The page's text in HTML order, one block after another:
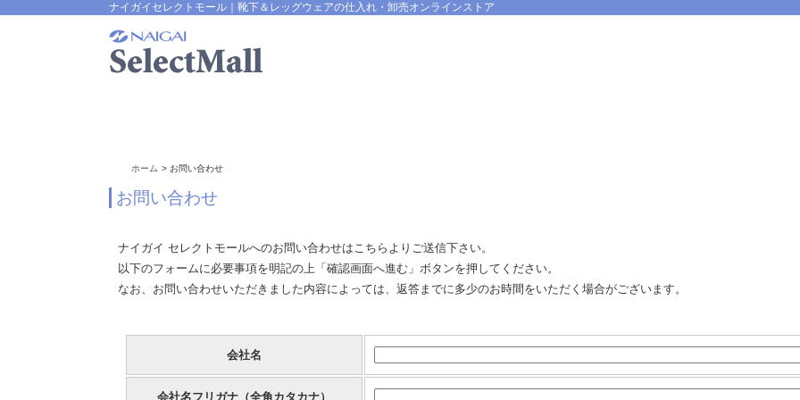
ナイガイセレクトモール｜靴下＆レッグウェアの仕入れ・卸売オンラインストア
ホーム お問い合わせ
お問い合わせ
ナイガイ セレクトモールへのお問い合わせはこちらよりご送信下さい。
以下のフォームに必要事項を明記の上「確認画面へ進む」ボタンを押してください。
なお、お問い合わせいただきました内容によっては、返答までに多少のお時間をいただく場合がございます。
会社名
会社名フリガナ（全角カタカナ）